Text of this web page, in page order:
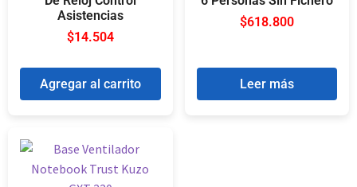
Asistencias
$14.504
Agregar al carrito
$618.800
Leer más